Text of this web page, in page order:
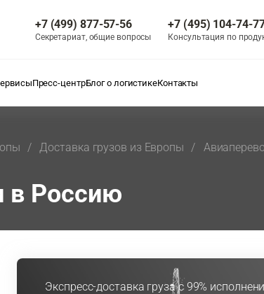
+7 (499) 877-57-56
Секретариат, общие вопросы
+7 (495) 104-74-
Консультация по
Пресс-центрБлог о логистикеКонтакты
Доставка грузов из Европы
в Россию
Экспресс-доставка груза с 99%